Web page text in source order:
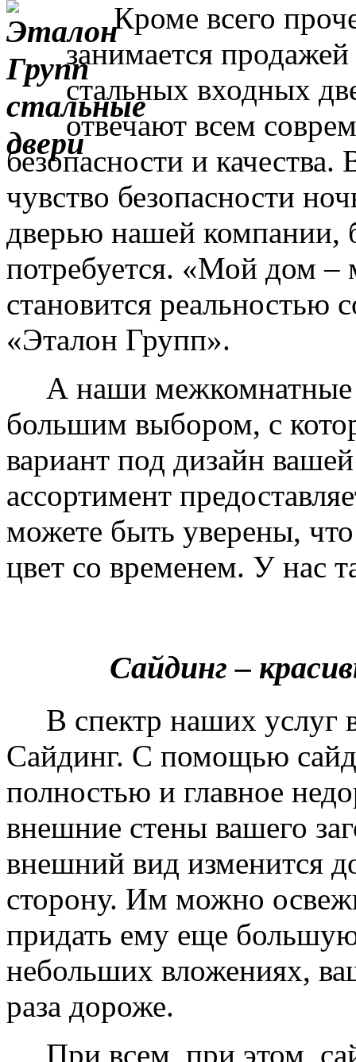
Кроме всего
занимается
стальных входных
отвечают всем
безопасности и
чувство безопасности
дверью нашей компании,
потребуется. «Мой дом –
становится реальностью
«Эталон Групп».
А наши межкомнатные
большим выбором, с
вариант под дизайн
ассортимент
можете быть уверены,
цвет со временем. У нас
Сайдинг –
В спектр наших услуг
Сайдинг. С помощью
полностью и главное
внешние стены вашего
внешний вид изменится
сторону. Им можно
придать ему еще
небольших вложениях,
раза дороже.
При всем, при этом,